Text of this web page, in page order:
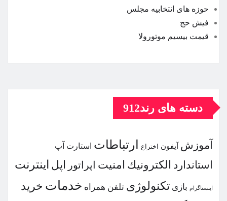
حوزه های انتخابیه مجلس
فیش حج
قیمت بیسیم موتورولا
دسته های رند912
آموزش آیفون اختراع ارتباطات استارت آپ
استاندارد الكترونیك امنیت اپراتور اپل اینترنت
اینستاگرام بازی تكنولوژی تلفن همراه خدمات خرید